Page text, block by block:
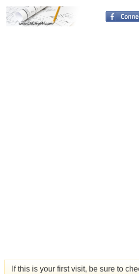
If this is your first visit, be sure to